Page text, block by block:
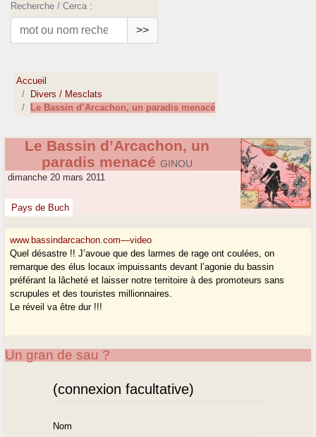
Recherche / Cerca :
>>
Accueil
Divers / Mesclats
Le Bassin d’Arcachon, un paradis menacé
Le Bassin d’Arcachon, un
paradis menacé GINOU
dimanche 20 mars 2011
Pays de Buch
www.bassindarcachon.com—video
Quel désastre !! J’avoue que des larmes de rage ont coulées, on
remarque des élus locaux impuissants devant l’agonie du bassin
préférant la lâcheté et laisser notre territoire à des promoteurs sans
scrupules et des touristes millionnaires.
Le réveil va être dur !!!
Un gran de sau ?
(connexion facultative)
Nom